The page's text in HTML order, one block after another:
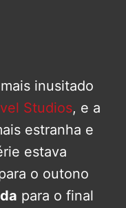
inusitado
Studios, e a
estranha e
estava
o outono
para o final